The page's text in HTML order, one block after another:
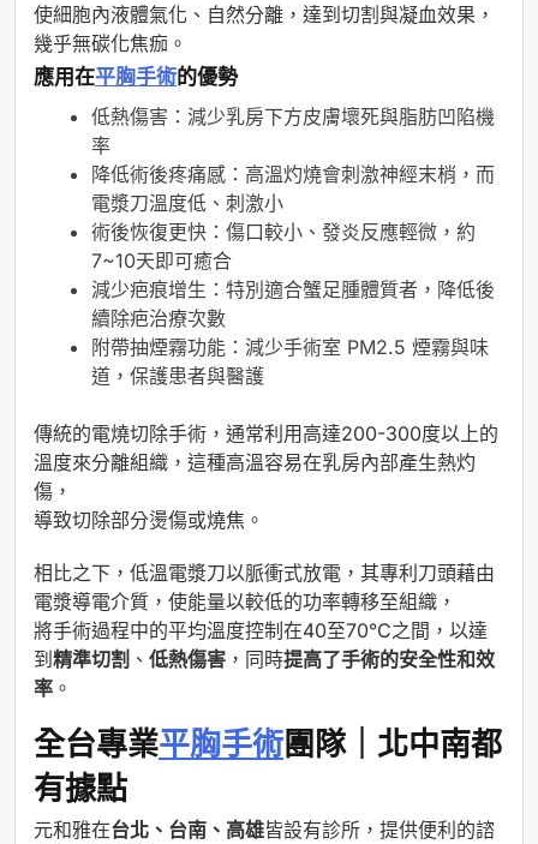
使細胞內液體氣化、自然分離，達到切割與凝血效果，
幾乎無碳化焦痂。
應用在平胸手術的優勢
低熱傷害：減少乳房下方皮膚壞死與脂肪凹陷機
率
降低術後疼痛感：高溫灼燒會刺激神經末梢，而
電漿刀溫度低、刺激小
術後恢復更快：傷口較小、發炎反應輕微，約
7~10天即可癒合
減少疤痕增生：特別適合蟹足腫體質者，降低後
續除疤治療次數
附帶抽煙霧功能：減少手術室 PM2.5 煙霧與味
道，保護患者與醫護
傳統的電燒切除手術，通常利用高達200-300度以上的
溫度來分離組織，這種高溫容易在乳房內部產生熱灼
傷，
導致切除部分燙傷或燒焦。
相比之下，低溫電漿刀以脈衝式放電，其專利刀頭藉由
電漿導電介質，使能量以較低的功率轉移至組織，
將手術過程中的平均溫度控制在40至70°C之間，以達
到精準切割 、 低熱傷害 ，同時提高了手術的安全性和效
率 。
全台專業平胸手術 團隊｜北中南都
有據點
元和雅在台北、台南、高雄皆設有診所，提供便利的諮